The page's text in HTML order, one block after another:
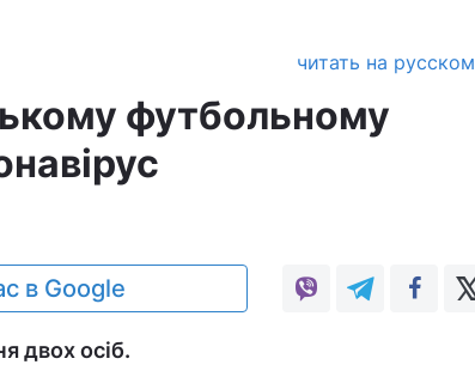
читать на русском
футбольному
в Google
двох осіб.